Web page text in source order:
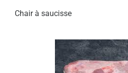
Chair à saucisse